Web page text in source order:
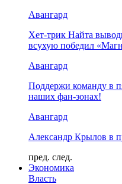
Авангард
Хет-трик Найта
всухую победил
Авангард
Поддержи команду в
наших фан-зонах!
Авангард
Александр Крылов в
пред. след.
Экономика
Власть